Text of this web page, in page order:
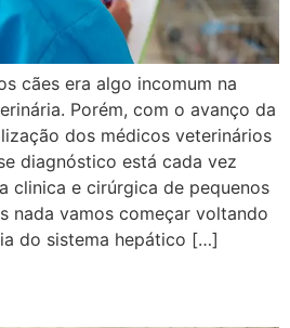
cães era algo incomum na
Porém, com o avanço da
dos médicos veterinários
diagnóstico está cada vez
clinica e cirúrgica de pequenos
nada vamos começar voltando
do sistema hepático […]